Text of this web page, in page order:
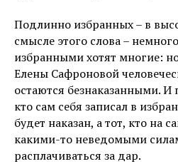
Подлинно избранных – в
смысле этого слова –
избранными хотят многие:
Елены Сафроновой
остаются безнаказанными. И
кто сам себя записал в
будет наказан, а тот, кто на
какими-то неведомыми
расплачиваться за дар.